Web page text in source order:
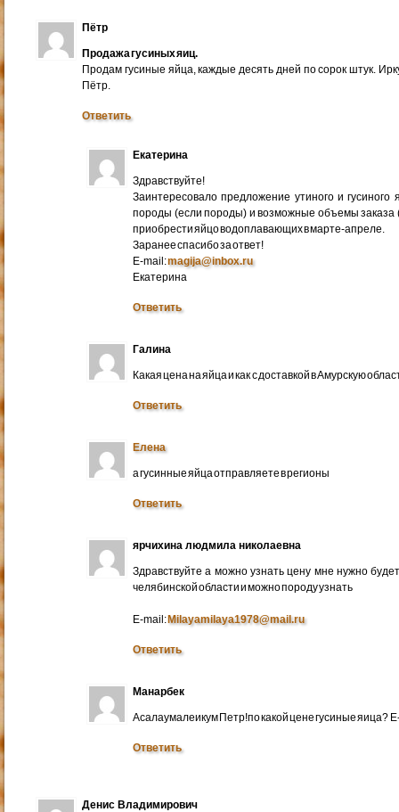
Пётр
Продажа гусиных яиц.
Продам гусиные яйца, каждые десять дней по сорок штук.
Пётр.
Ответить
Екатерина
Здравствуйте!
Заинтересовало предложение утиного и
породы (если породы) и возможные объемы заказа
приобрести яйцо водоплавающих в марте-апреле.
Заранее спасибо за ответ!
E-mail:magija@inbox.ru
Екатерина
Ответить
Галина
Какая цена на яйца и как с доставкой в Амурскую
Ответить
Елена
а гусинные яйца отправляете в регионы
Ответить
ярчихина людмила николаевна
Здравствуйте а можно узнать цену мне нужно
челябинской области и можно породу узнать
E-mail:Milayamilaya1978@mail.ru
Ответить
Манарбек
Асалаумалеикум Петр!по какой цене гусиные яица?
Ответить
Денис Владимирович